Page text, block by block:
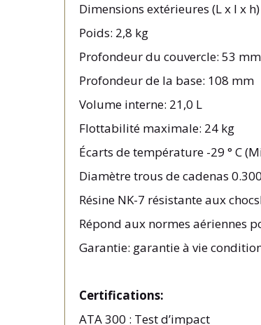
Dimensions extérieures (L x l x h)
Poids: 2,8 kg
Profondeur du couvercle: 53 mm
Profondeur de la base: 108 mm
Volume interne: 21,0 L
Flottabilité maximale: 24 kg
Écarts de température -29 ° C
Diamètre trous de cadenas
Résine NK-7 résistante aux chocs
Répond aux normes aériennes
Garantie: garantie à vie
Certifications:
ATA 300 : Test d’impact